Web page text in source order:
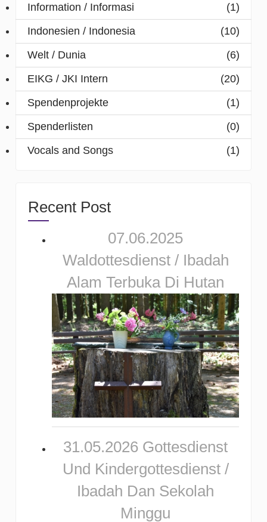
Information / Informasi
(1)
Indonesien / Indonesia
(10)
Welt / Dunia
(6)
EIKG / JKI Intern
(20)
Spendenprojekte
(1)
Spenderlisten
(0)
Vocals and Songs
(1)
Recent Post
07.06.2025
Waldottesdienst / Ibadah
Alam Terbuka Di Hutan
31.05.2026 Gottesdienst
Und Kindergottesdienst /
Ibadah Dan Sekolah
Minggu